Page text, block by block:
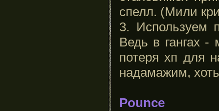
спелл. (Мили
3. Используем
Ведь в гангах -
потеря хп для
надамажим,
Pounce